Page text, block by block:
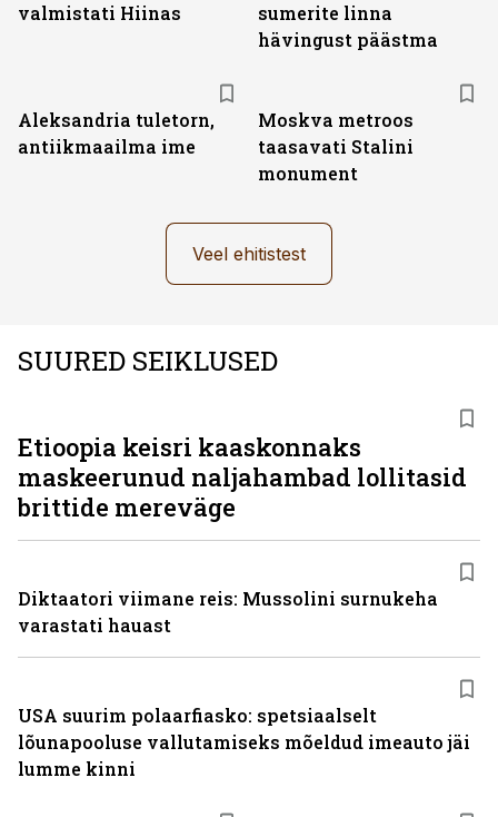
valmistati Hiinas
sumerite linna
hävingust päästma
Aleksandria tuletorn,
antiikmaailma ime
Moskva metroos
taasavati Stalini
monument
Veel ehitistest
SUURED SEIKLUSED
Etioopia keisri kaaskonnaks
maskeerunud naljahambad lollitasid
brittide mereväge
Diktaatori viimane reis: Mussolini surnukeha
varastati hauast
USA suurim polaarfiasko: spetsiaalselt
lõunapooluse vallutamiseks mõeldud imeauto jäi
lumme kinni